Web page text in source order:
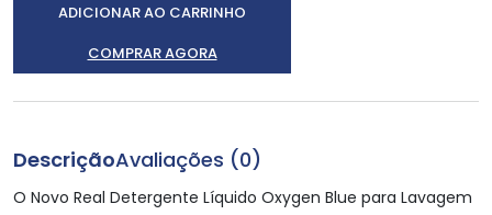
ADICIONAR AO CARRINHO
COMPRAR AGORA
DescriçãoAvaliações (0)
O Novo Real Detergente Líquido Oxygen Blue para Lavagem